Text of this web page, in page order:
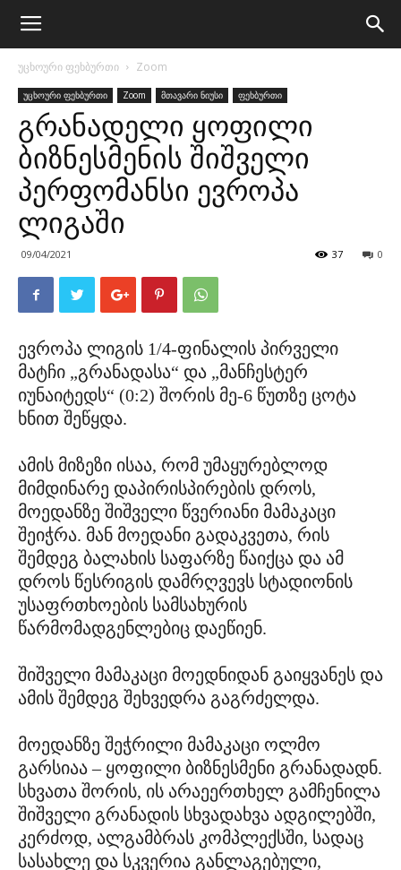
უცხოური ფეხბურთი Zoom
უცხოური ფეხბურთი Zoom მთავარი ნიუსი ფეხბურთი
გრანადელი ყოფილი
ბიზნესმენის შიშველი
პერფომანსი ევროპა
ლიგაში
09/04/2021 0
37
ევროპა ლიგის 1/4-ფინალის პირველი
მატჩი „გრანადასა“ და „მანჩესტერ
იუნაიტედს“ (0:2) შორის მე-6 წუთზე ცოტა
ხნით შეწყდა.
ამის მიზეზი ისაა, რომ უმაყურებლოდ
მიმდინარე დაპირისპირების დროს,
მოედანზე შიშველი წვერიანი მამაკაცი
შეიჭრა. მან მოედანი გადაკვეთა, რის
შემდეგ ბალახის საფარზე წაიქცა და ამ
დროს წესრიგის დამრღვევს სტადიონის
უსაფრთხოების სამსახურის
წარმომადგენლებიც დაეწიენ.
შიშველი მამაკაცი მოედნიდან გაიყვანეს და
ამის შემდეგ შეხვედრა გაგრძელდა.
მოედანზე შეჭრილი მამაკაცი ოლმო
გარსიაა – ყოფილი ბიზნესმენი გრანადადნ.
სხვათა შორის, ის არაეერთხელ გამჩენილა
შიშველი გრანადის სხვადახვა ადგილებში,
კერძოდ, ალგამბრას კომპლექსში, სადაც
სასახლე და სკვერია განლაგებული,